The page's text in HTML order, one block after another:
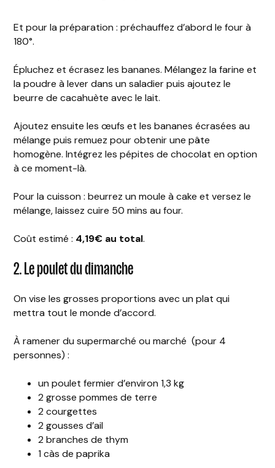
Et pour la préparation : préchauffez d’abord le four à
180°.
Épluchez et écrasez les bananes. Mélangez la farine et
la poudre à lever dans un saladier puis ajoutez le
beurre de cacahuète avec le lait.
Ajoutez ensuite les œufs et les bananes écrasées au
mélange puis remuez pour obtenir une pâte
homogène. Intégrez les pépites de chocolat en option
à ce moment-là.
Pour la cuisson : beurrez un moule à cake et versez le
mélange, laissez cuire 50 mins au four.
Coût estimé : 4,19€ au total.
2. Le poulet du dimanche
On vise les grosses proportions avec un plat qui
mettra tout le monde d’accord.
À ramener du supermarché ou marché (pour 4
personnes) :
un poulet fermier d’environ 1,3 kg
2 grosse pommes de terre
2 courgettes
2 gousses d’ail
2 branches de thym
1 càs de paprika